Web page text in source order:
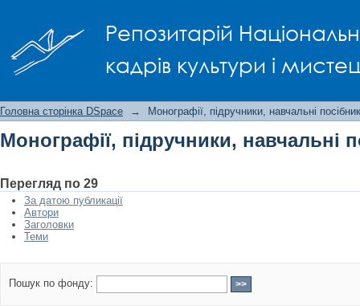
Репозитарій
кадрів культури і
Головна сторінка DSpace → Монографії, підручники, навчальні
Монографії, підручники, навчальні
Перегляд по 29
За датою публикації
Автори
Заголовки
Теми
Пошук по фонду: